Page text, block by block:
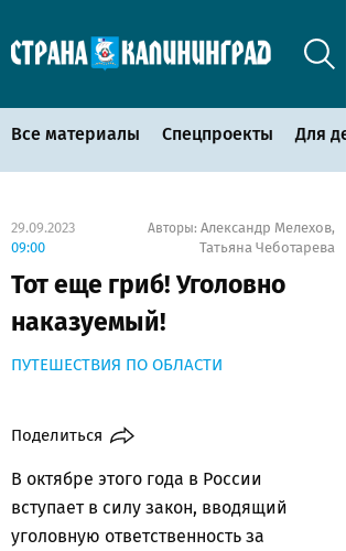
Все материалы Спецпроекты Для
29.09.2023
09:00
Авторы: Александр Мелехов,
Татьяна Чеботарева
Тот еще гриб! Уголовно
наказуемый!
ПУТЕШЕСТВИЯ ПО ОБЛАСТИ
Поделиться
В октябре этого года в России
вступает в силу закон, вводящий
уголовную ответственность за